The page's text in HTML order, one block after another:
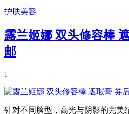
护肤美容
露兰姬娜 双头修容棒
邮
1
针对不同脸型，高光与阴影的完美